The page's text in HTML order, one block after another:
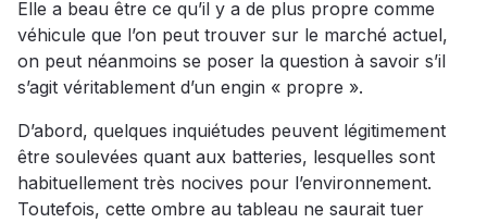
Elle a beau être ce qu’il y a de plus propre comme
véhicule que l’on peut trouver sur le marché actuel,
on peut néanmoins se poser la question à savoir s’il
s’agit véritablement d’un engin « propre ».
D’abord, quelques inquiétudes peuvent légitimement
être soulevées quant aux batteries, lesquelles sont
habituellement très nocives pour l’environnement.
Toutefois, cette ombre au tableau ne saurait tuer